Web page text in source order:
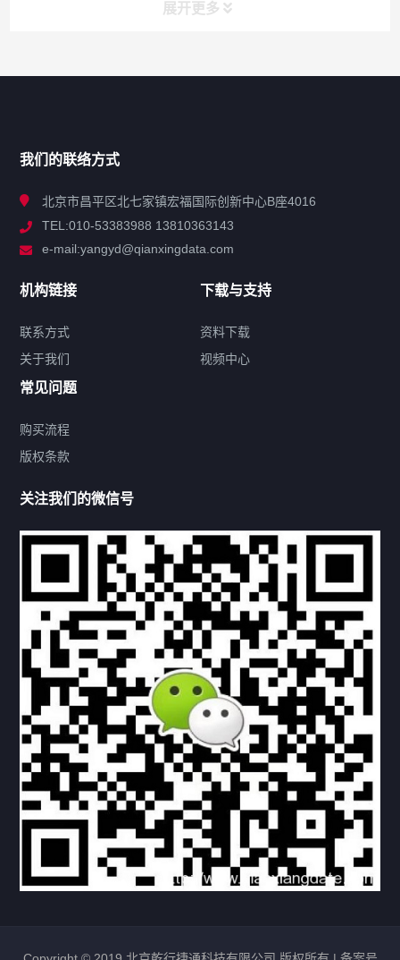
展开更多
解决方案
联系方式
热门标签
机构链接
联系方式 关于我们
下载与支持
资料下载 视频中心
常见问题
购买流程 版权条款
北京乾行捷通荣获阿里巴巴国际站多项年度荣誉，持续引
领ICT与AI行业发展
2025/12/22 531 新闻中心 信创服务器国产服务器
我们的联络方式
北京市昌平区北七家镇宏福国际创新中心B座4016
TEL:010-53383988 13810363143
e-mail:yangyd@qianxingdata.com
机构链接
联系方式
关于我们
下载与支持
资料下载
视频中心
常见问题
购买流程
版权条款
关注我们的微信号